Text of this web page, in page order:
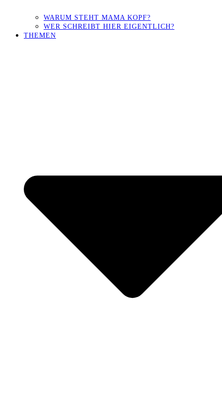
WARUM STEHT MAMA KOPF?
WER SCHREIBT HIER EIGENTLICH?
THEMEN